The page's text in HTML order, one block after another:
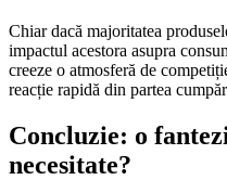
Chiar dacă majoritatea
impactul acestora asupra
creeze o atmosferă de
reacție rapidă din partea
Concluzie: o
necesitate?